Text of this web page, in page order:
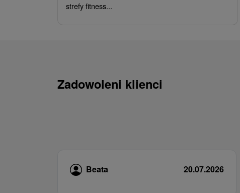
strefy fitness...
Zadowoleni klienci
Beata 20.07.2026